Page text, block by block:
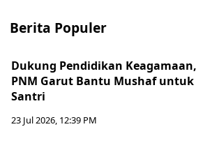
Berita Populer
Dukung Pendidikan Keagamaan,
PNM Garut Bantu Mushaf untuk
Santri
23 Jul 2026, 12:39 PM